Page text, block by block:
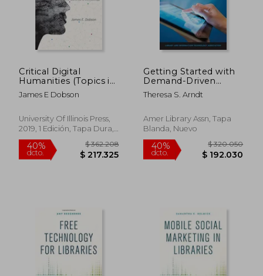
40%
dcto.
$ 648.076
$ 388.845
40%
dcto. $
Critical Digital
Humanities (Topics in
the Digital
Humanities) (en
James E Dobson
University Of Illinois Press,
2019, 1 Edición, Tapa Dura,
Nuevo
Getting Started with
Demand-Driven
Acquisitions for E-
Books: A Lita Guide
Theresa S. Arndt
Amer Library Assn, Tapa
Blanda, Nuevo